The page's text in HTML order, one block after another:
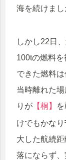
海を続けまし
しかし22日
100tの燃料
できた燃料は
当時離れた
りが 【桐】
けでもかなり
大した航続
落にならず